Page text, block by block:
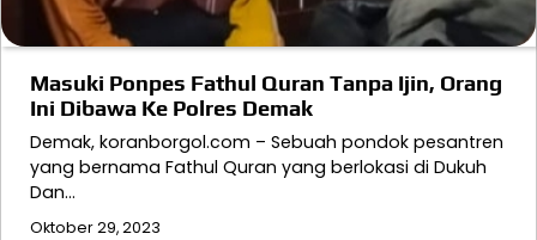
Masuki Ponpes Fathul Quran Tanpa Ijin, Orang
Ini Dibawa Ke Polres Demak
Demak, koranborgol.com – Sebuah pondok pesantren
yang bernama Fathul Quran yang berlokasi di Dukuh
Dan…
Oktober 29, 2023